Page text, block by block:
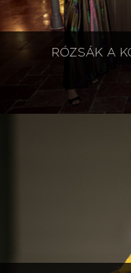
RÓZSÁK A
KATTI
KATTI ZOÓB